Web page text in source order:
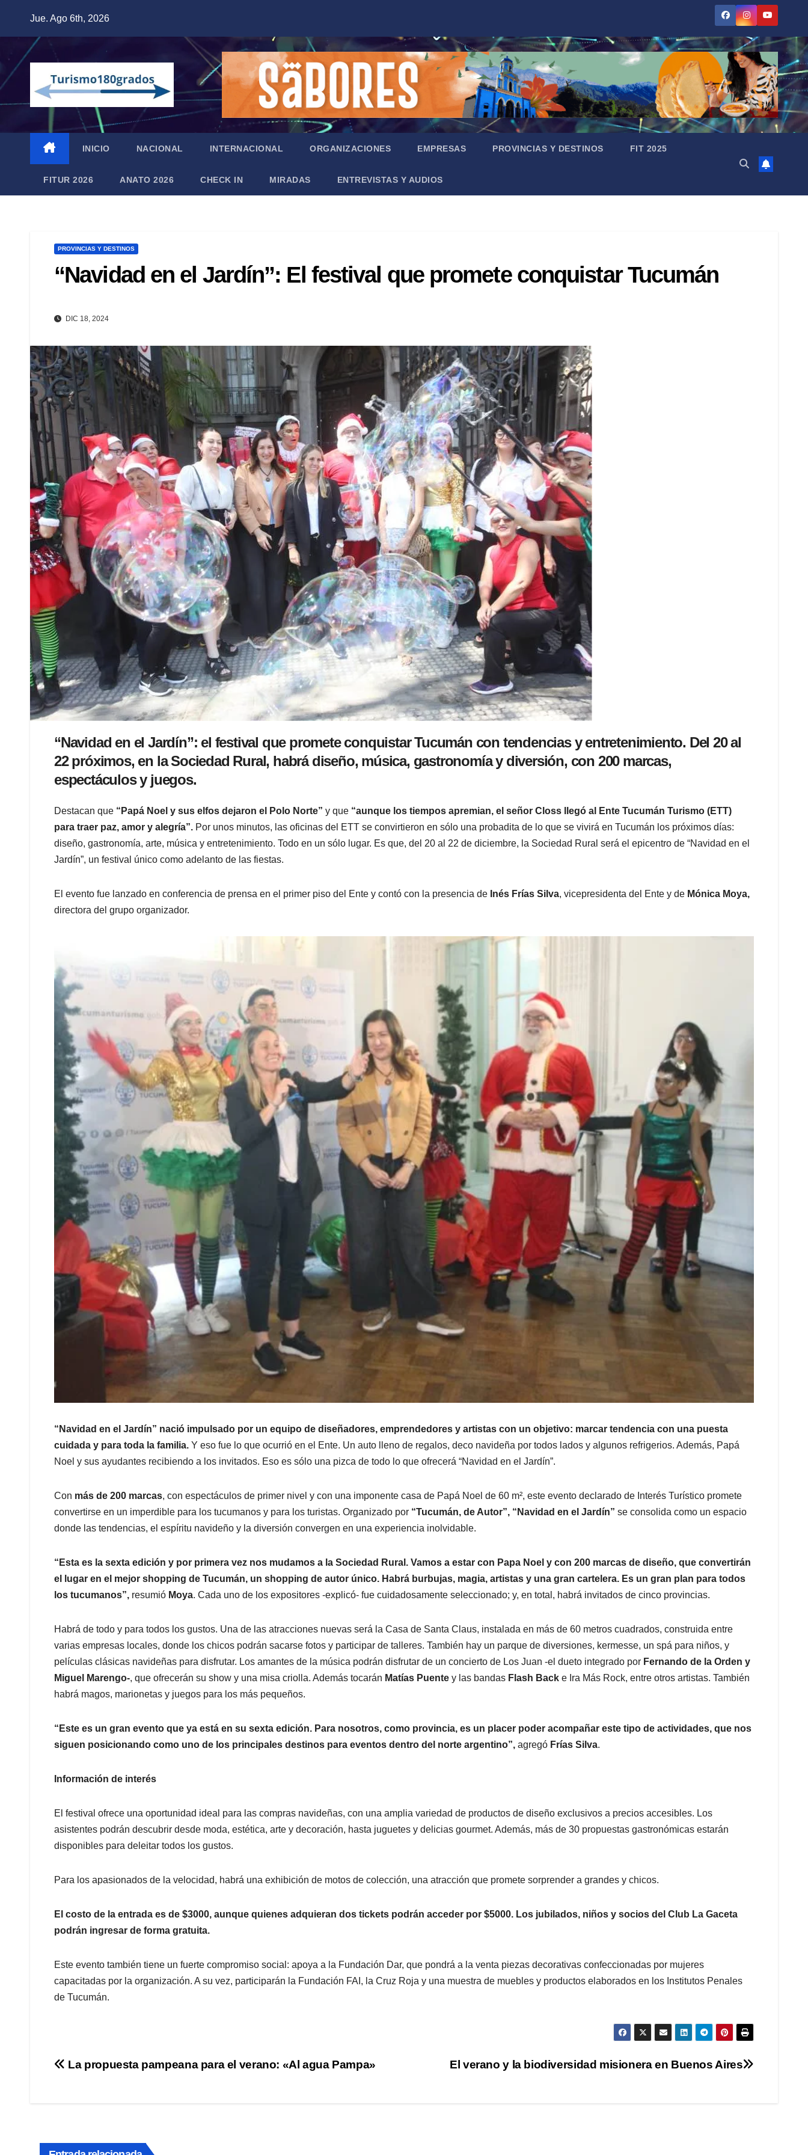
contenido
Jue. Ago 6th, 2026
INICIO NACIONAL INTERNACIONAL ORGANIZACIONES EMPRESAS PROVINCIAS Y DESTINOS FIT 2025
FITUR 2026 ANATO 2026 CHECK IN MIRADAS ENTREVISTAS Y AUDIOS
PROVINCIAS Y DESTINOS
“Navidad en el Jardín”: El festival que promete conquistar Tucumán
DIC 18, 2024
“Navidad en el Jardín”: el festival que promete conquistar Tucumán con tendencias y entretenimiento. Del 20 al
22 próximos, en la Sociedad Rural, habrá diseño, música, gastronomía y diversión, con 200 marcas,
espectáculos y juegos.
Destacan que “Papá Noel y sus elfos dejaron el Polo Norte” y que “aunque los tiempos apremian, el señor Closs llegó al Ente Tucumán Turismo (ETT)
para traer paz, amor y alegría”. Por unos minutos, las oficinas del ETT se convirtieron en sólo una probadita de lo que se vivirá en Tucumán los próximos días:
diseño, gastronomía, arte, música y entretenimiento. Todo en un sólo lugar. Es que, del 20 al 22 de diciembre, la Sociedad Rural será el epicentro de “Navidad en el
Jardín”, un festival único como adelanto de las fiestas.
El evento fue lanzado en conferencia de prensa en el primer piso del Ente y contó con la presencia de Inés Frías Silva, vicepresidenta del Ente y de Mónica Moya,
directora del grupo organizador.
“Navidad en el Jardín” nació impulsado por un equipo de diseñadores, emprendedores y artistas con un objetivo: marcar tendencia con una puesta
cuidada y para toda la familia. Y eso fue lo que ocurrió en el Ente. Un auto lleno de regalos, deco navideña por todos lados y algunos refrigerios. Además, Papá
Noel y sus ayudantes recibiendo a los invitados. Eso es sólo una pizca de todo lo que ofrecerá “Navidad en el Jardín”.
Con más de 200 marcas, con espectáculos de primer nivel y con una imponente casa de Papá Noel de 60 m², este evento declarado de Interés Turístico promete
convertirse en un imperdible para los tucumanos y para los turistas. Organizado por “Tucumán, de Autor”, “Navidad en el Jardín” se consolida como un espacio
donde las tendencias, el espíritu navideño y la diversión convergen en una experiencia inolvidable.
“Esta es la sexta edición y por primera vez nos mudamos a la Sociedad Rural. Vamos a estar con Papa Noel y con 200 marcas de diseño, que convertirán
el lugar en el mejor shopping de Tucumán, un shopping de autor único. Habrá burbujas, magia, artistas y una gran cartelera. Es un gran plan para todos
los tucumanos”, resumió Moya. Cada uno de los expositores -explicó- fue cuidadosamente seleccionado; y, en total, habrá invitados de cinco provincias.
Habrá de todo y para todos los gustos. Una de las atracciones nuevas será la Casa de Santa Claus, instalada en más de 60 metros cuadrados, construida entre
varias empresas locales, donde los chicos podrán sacarse fotos y participar de talleres. También hay un parque de diversiones, kermesse, un spá para niños, y
películas clásicas navideñas para disfrutar. Los amantes de la música podrán disfrutar de un concierto de Los Juan -el dueto integrado por Fernando de la Orden y
Miguel Marengo-, que ofrecerán su show y una misa criolla. Además tocarán Matías Puente y las bandas Flash Back e Ira Más Rock, entre otros artistas. También
habrá magos, marionetas y juegos para los más pequeños.
“Este es un gran evento que ya está en su sexta edición. Para nosotros, como provincia, es un placer poder acompañar este tipo de actividades, que nos
siguen posicionando como uno de los principales destinos para eventos dentro del norte argentino”, agregó Frías Silva.
Información de interés
El festival ofrece una oportunidad ideal para las compras navideñas, con una amplia variedad de productos de diseño exclusivos a precios accesibles. Los
asistentes podrán descubrir desde moda, estética, arte y decoración, hasta juguetes y delicias gourmet. Además, más de 30 propuestas gastronómicas estarán
disponibles para deleitar todos los gustos.
Para los apasionados de la velocidad, habrá una exhibición de motos de colección, una atracción que promete sorprender a grandes y chicos.
El costo de la entrada es de $3000, aunque quienes adquieran dos tickets podrán acceder por $5000. Los jubilados, niños y socios del Club La Gaceta
podrán ingresar de forma gratuita.
Este evento también tiene un fuerte compromiso social: apoya a la Fundación Dar, que pondrá a la venta piezas decorativas confeccionadas por mujeres
capacitadas por la organización. A su vez, participarán la Fundación FAI, la Cruz Roja y una muestra de muebles y productos elaborados en los Institutos Penales
de Tucumán.
Navegación
El verano y la biodiversidad misionera en Buenos Aires
La propuesta pampeana para el verano: «Al agua Pampa»